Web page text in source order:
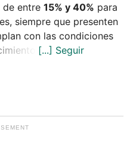
de entre 15% y 40% para
siempre que presenten
con las condiciones